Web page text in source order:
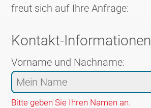
freut sich auf Ihre Anfrage:
Kontakt-Informationen
Vorname und Nachname:
Bitte geben Sie Ihren Namen an.